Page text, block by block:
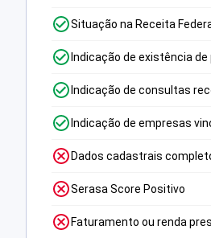
Situação na Receita
Indicação de existência
Indicação de consultas
Indicação de empresas
Dados cadastrais
Serasa Score Positivo
Faturamento ou renda